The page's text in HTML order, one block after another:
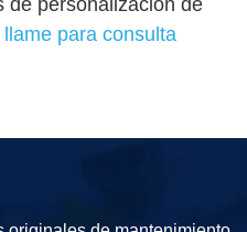
para consulta